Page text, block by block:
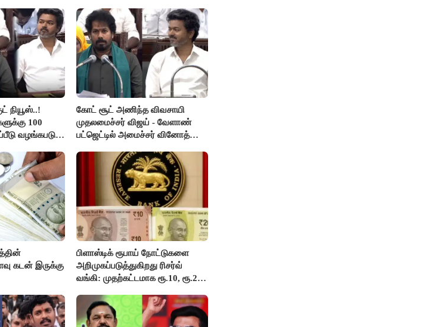
நியூஸ்..!
100
வழங்கபடும்
கோட் சூட் அணிந்த விவசாயி
முதலமைச்சர் விஜய் - வேளாண்
பட்ஜெட்டில் அமைச்சர் வினோத்
கடன் இருக்கு
பிளாஸ்டிக் ரூபாய் நோட்டுகளை
அறிமுகப்படுத்துகிறது ரிசர்வ்
வங்கி: முதற்கட்டமாக ரூ.10, ரூ.20